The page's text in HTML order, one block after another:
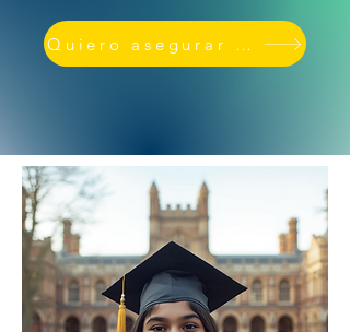
Quiero asegurar su educación